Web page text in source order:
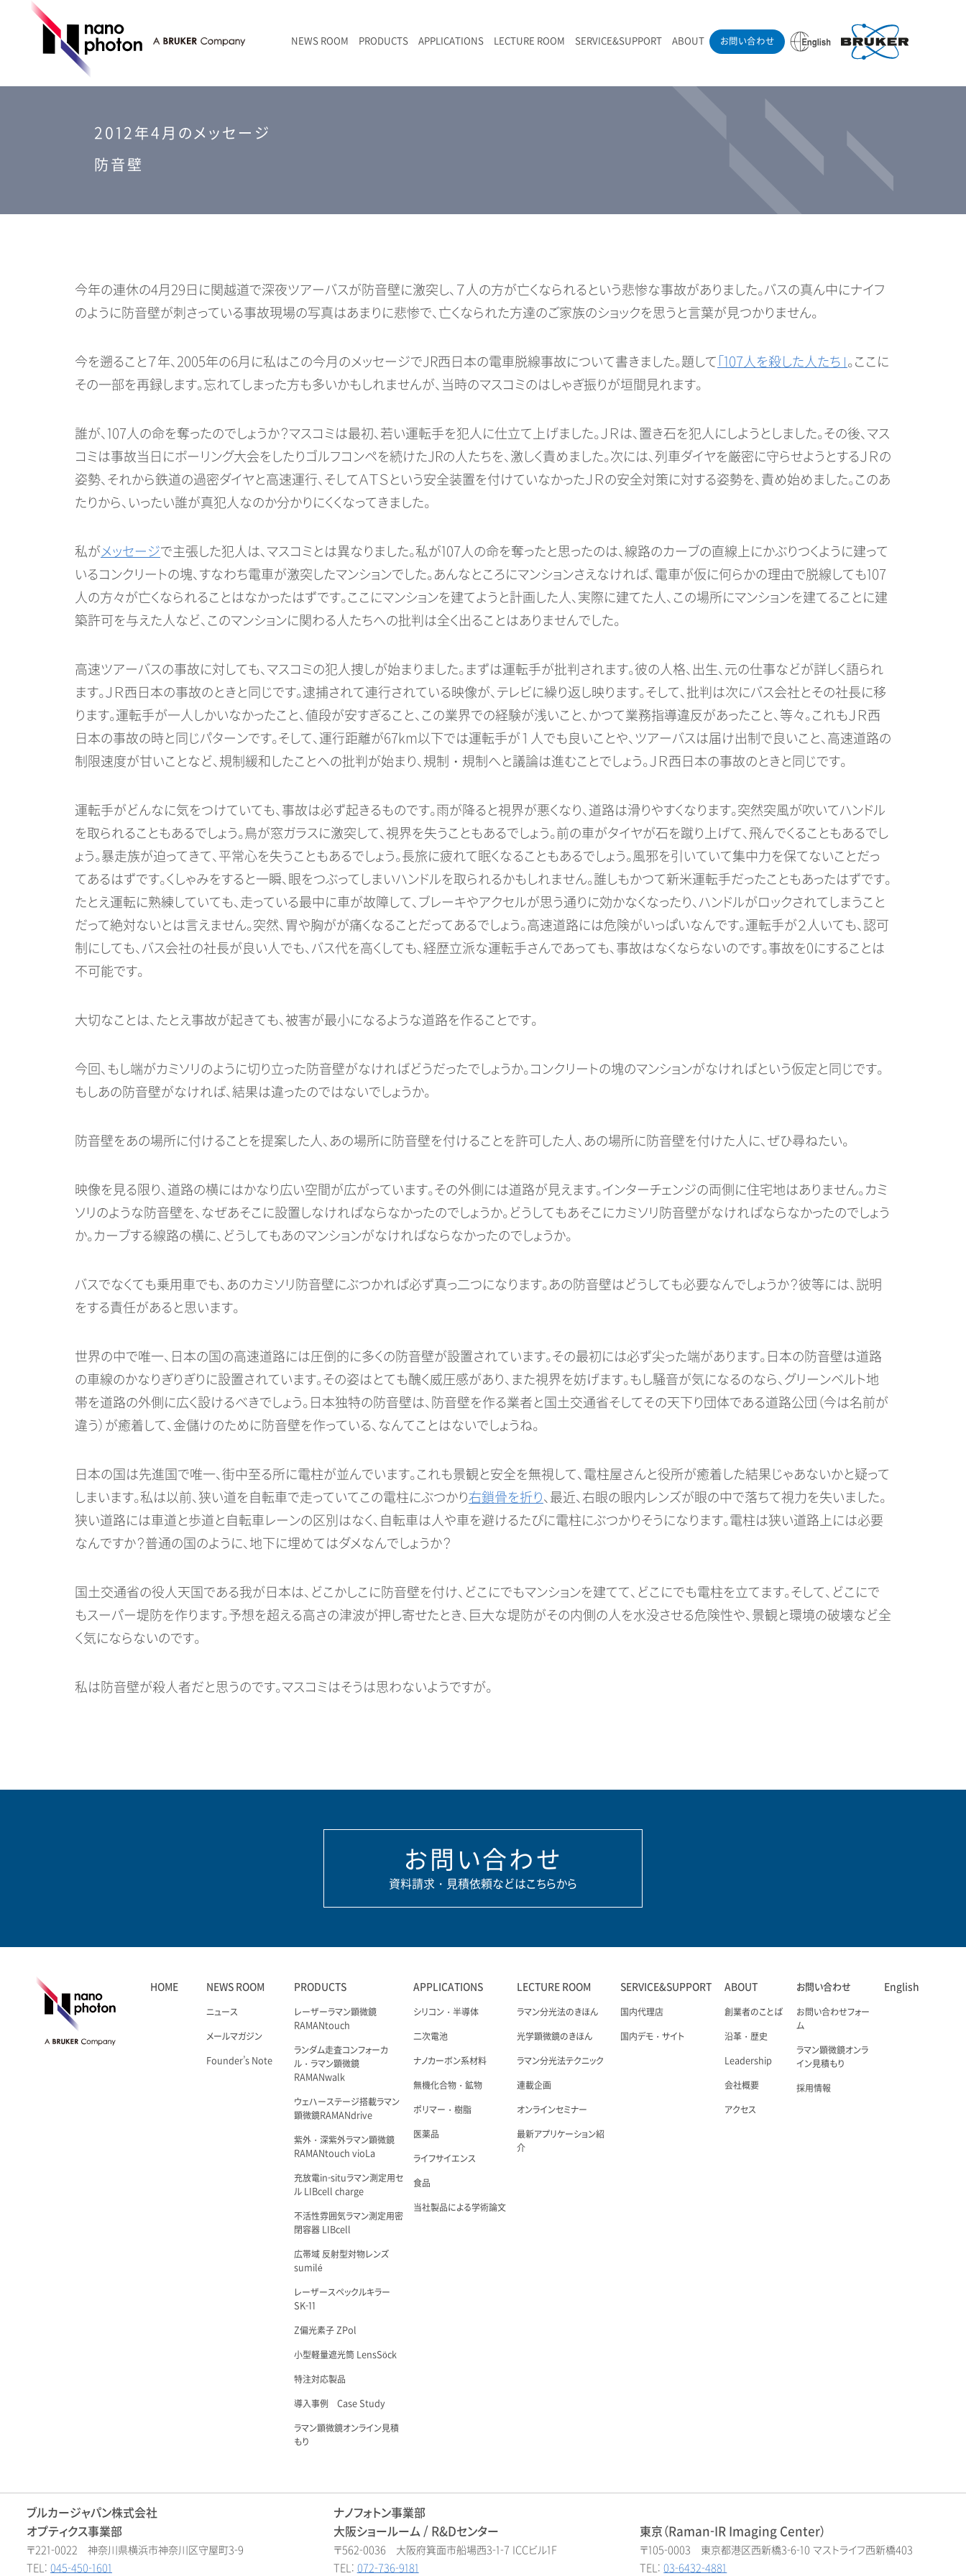
NEWS ROOM PRODUCTS
RAMANdrive | ウェハーステージ搭載ラマン顕微鏡
RAMANtouch vioLa | 紫外・深紫外ラマン顕微鏡
LIBcell | 不活性雰囲気ラマン測定用密閉容器
LensSöck | 小型軽量遮光筒
APPLICATIONS
無機化合物・鉱物
LECTURE ROOM SERVICE&SUPPORT ABOUT お問い合わせ
2012年4月のメッセージ
防音壁
今年の連休の4月29日に関越道で深夜ツアーバスが防音壁に激突し、７人の方が亡くなられるという悲惨な事故がありました。バスの真ん中にナイフ
のように防音壁が刺さっている事故現場の写真はあまりに悲惨で、亡くなられた方達のご家族のショックを思うと言葉が見つかりません。
今を遡ること７年、2005年の6月に私はこの今月のメッセージでJR西日本の電車脱線事故について書きました。題して 「107人を殺した人たち」。ここに
その一部を再録します。忘れてしまった方も多いかもしれませんが、当時のマスコミのはしゃぎ振りが垣間見れます。
誰が、107人の命を奪ったのでしょうか？マスコミは最初、若い運転手を犯人に仕立て上げました。ＪＲは、置き石を犯人にしようとしました。その後、マス
コミは事故当日にボーリング大会をしたりゴルフコンペを続けたJRの人たちを、激しく責めました。次には、列車ダイヤを厳密に守らせようとするＪＲの
姿勢、それから鉄道の過密ダイヤと高速運行、そしてＡＴＳという安全装置を付けていなかったＪＲの安全対策に対する姿勢を、責め始めました。このあ
たりから、いったい誰が真犯人なのか分かりにくくなってきました。
私がメッセージで主張した犯人は、マスコミとは異なりました。私が107人の命を奪ったと思ったのは、線路のカーブの直線上にかぶりつくように建って
いるコンクリートの塊、すなわち電車が激突したマンションでした。あんなところにマンションさえなければ、電車が仮に何らかの理由で脱線しても107
人の方々が亡くなられることはなかったはずです。ここにマンションを建てようと計画した人、実際に建てた人、この場所にマンションを建てることに建
築許可を与えた人など、このマンションに関わる人たちへの批判は全く出ることはありませんでした。
高速ツアーバスの事故に対しても、マスコミの犯人捜しが始まりました。まずは運転手が批判されます。彼の人格、出生、元の仕事などが詳しく語られ
ます。ＪＲ西日本の事故のときと同じです。逮捕されて連行されている映像が、テレビに繰り返し映ります。そして、批判は次にバス会社とその社長に移
ります。運転手が一人しかいなかったこと、値段が安すぎること、この業界での経験が浅いこと、かつて業務指導違反があったこと、等々。これもＪＲ西
日本の事故の時と同じパターンです。そして、運行距離が67km以下では運転手が１人でも良いことや、ツアーバスは届け出制で良いこと、高速道路の
制限速度が甘いことなど、規制緩和したことへの批判が始まり、規制・規制へと議論は進むことでしょう。ＪＲ西日本の事故のときと同じです。
運転手がどんなに気をつけていても、事故は必ず起きるものです。雨が降ると視界が悪くなり、道路は滑りやすくなります。突然突風が吹いてハンドル
を取られることもあるでしょう。鳥が窓ガラスに激突して、視界を失うこともあるでしょう。前の車がタイヤが石を蹴り上げて、飛んでくることもあるでし
ょう。暴走族が迫ってきて、平常心を失うこともあるでしょう。長旅に疲れて眠くなることもあるでしょう。風邪を引いていて集中力を保てないことだっ
てあるはずです。くしゃみをすると一瞬、眼をつぶってしまいハンドルを取られるかもしれません。誰しもかつて新米運転手だったこともあったはずです。
たとえ運転に熟練していても、走っている最中に車が故障して、ブレーキやアクセルが思う通りに効かなくなったり、ハンドルがロックされてしまうこと
だって絶対ないとは言えません。突然、胃や胸がが痛くなることだってあるでしょう。高速道路には危険がいっぱいなんです。運転手が２人いても、認可
制にしても、バス会社の社長が良い人でも、バス代を高くしても、経歴立派な運転手さんであっても、事故はなくならないのです。事故を0にすることは
不可能です。
大切なことは、たとえ事故が起きても、被害が最小になるような道路を作ることです。
今回、もし端がカミソリのように切り立った防音壁がなければどうだったでしょうか。コンクリートの塊のマンションがなければという仮定と同じです。
もしあの防音壁がなければ、結果は違ったのではないでしょうか。
防音壁をあの場所に付けることを提案した人、あの場所に防音壁を付けることを許可した人、あの場所に防音壁を付けた人に、ぜひ尋ねたい。
映像を見る限り、道路の横にはかなり広い空間が広がっています。その外側には道路が見えます。インターチェンジの両側に住宅地はありません。カミ
ソリのような防音壁を、なぜあそこに設置しなければならなかったのでしょうか。どうしてもあそこにカミソリ防音壁がなければならなかったのでしょう
か。カーブする線路の横に、どうしてもあのマンションがなければならなかったのでしょうか。
バスでなくても乗用車でも、あのカミソリ防音壁にぶつかれば必ず真っ二つになります。あの防音壁はどうしても必要なんでしょうか？彼等には、説明
をする責任があると思います。
世界の中で唯一、日本の国の高速道路には圧倒的に多くの防音壁が設置されています。その最初には必ず尖った端があります。日本の防音壁は道路
の車線のかなりぎりぎりに設置されています。その姿はとても醜く威圧感があり、また視界を妨げます。もし騒音が気になるのなら、グリーンベルト地
帯を道路の外側に広く設けるべきでしょう。日本独特の防音壁は、防音壁を作る業者と国土交通省そしてその天下り団体である道路公団（今は名前が
違う）が癒着して、金儲けのために防音壁を作っている、なんてことはないでしょうね。
日本の国は先進国で唯一、街中至る所に電柱が並んでいます。これも景観と安全を無視して、電柱屋さんと役所が癒着した結果じゃあないかと疑って
しまいます。私は以前、狭い道を自転車で走っていてこの電柱にぶつかり右鎖骨を折り、最近、右眼の眼内レンズが眼の中で落ちて視力を失いました。
狭い道路には車道と歩道と自転車レーンの区別はなく、自転車は人や車を避けるたびに電柱にぶつかりそうになります。電柱は狭い道路上には必要
なんですか？普通の国のように、地下に埋めてはダメなんでしょうか？
国土交通省の役人天国である我が日本は、どこかしこに防音壁を付け、どこにでもマンションを建てて、どこにでも電柱を立てます。そして、どこにで
もスーパー堤防を作ります。予想を超える高さの津波が押し寄せたとき、巨大な堤防がその内側の人を水没させる危険性や、景観と環境の破壊など全
く気にならないのです。
私は防音壁が殺人者だと思うのです。マスコミはそうは思わないようですが。
お問い合わせ
資料請求・見積依頼などはこちらから
HOME NEWS ROOM
ニュース
メールマガジン
Founder’s Note
PRODUCTS
レーザーラマン顕微鏡
RAMANtouch
ランダム走査コンフォーカ
ル・ラマン顕微鏡
RAMANwalk
ウェハーステージ搭載ラマン
顕微鏡RAMANdrive
紫外・深紫外ラマン顕微鏡
RAMANtouch vioLa
充放電in-situラマン測定用セ
ル LIBcell charge
不活性雰囲気ラマン測定用密
閉容器 LIBcell
広帯域 反射型対物レンズ
sumilé
レーザースペックルキラー
SK-11
Z偏光素子 ZPol
小型軽量遮光筒 LensSöck
特注対応製品
導入事例 Case Study
ラマン顕微鏡オンライン見積
もり
APPLICATIONS
シリコン・半導体
二次電池
ナノカーボン系材料
無機化合物・鉱物
ポリマー・樹脂
医薬品
ライフサイエンス
食品
当社製品による学術論文
LECTURE ROOM
ラマン分光法のきほん
光学顕微鏡のきほん
ラマン分光法テクニック
連載企画
オンラインセミナー
最新アプリケーション紹
介
SERVICE&SUPPORT
国内代理店
国内デモ・サイト
ABOUT
創業者のことば
沿革・歴史
Leadership
会社概要
アクセス
お問い合わせ
お問い合わせフォー
ム
ラマン顕微鏡オンラ
イン見積もり
採用情報
English
ブルカージャパン株式会社
オプティクス事業部
〒221-0022 神奈川県横浜市神奈川区守屋町3-9
TEL: 045-450-1601
ナノフォトン事業部
大阪ショールーム / R&Dセンター
〒562-0036 大阪府箕面市船場西3-1-7 ICCビル1F
TEL: 072-736-9181
東京（Raman-IR Imaging Center）
〒105-0003 東京都港区西新橋3-6-10 マストライフ西新橋403
TEL:03-6432-4881